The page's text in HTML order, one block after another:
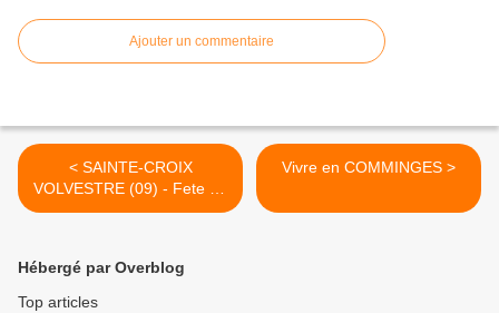
Ajouter un commentaire
< SAINTE-CROIX
VOLVESTRE (09) - Fete de
la CHEVECHE
Vivre en COMMINGES >
Hébergé par Overblog
Top articles